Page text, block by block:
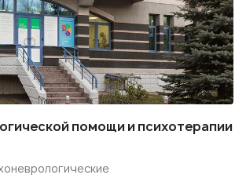
помощи и психотерапии